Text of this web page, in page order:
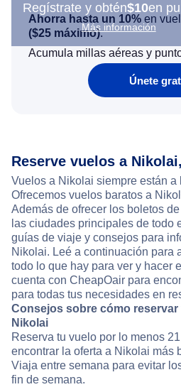
Regístrate y obtén$10en
Más información
Ahorra hasta un 10% en
($25 máximo).
Acumula millas aéreas y
Únete
Reserve vuelos a
Vuelos a Nikolai siempre están a
Ofrecemos vuelos baratos a
Además de ofrecer los boletos
las ciudades principales de todo
guías de viaje y consejos para
Nikolai. Leé a continuación para
todo lo que hay para ver y hacer
cuenta con CheapOair para
para todas tus necesidades en
Consejos sobre cómo
Nikolai
Reserva tu vuelo por lo menos
encontrar la oferta a Nikolai más
Viaja entre semana para evitar
fin de semana.